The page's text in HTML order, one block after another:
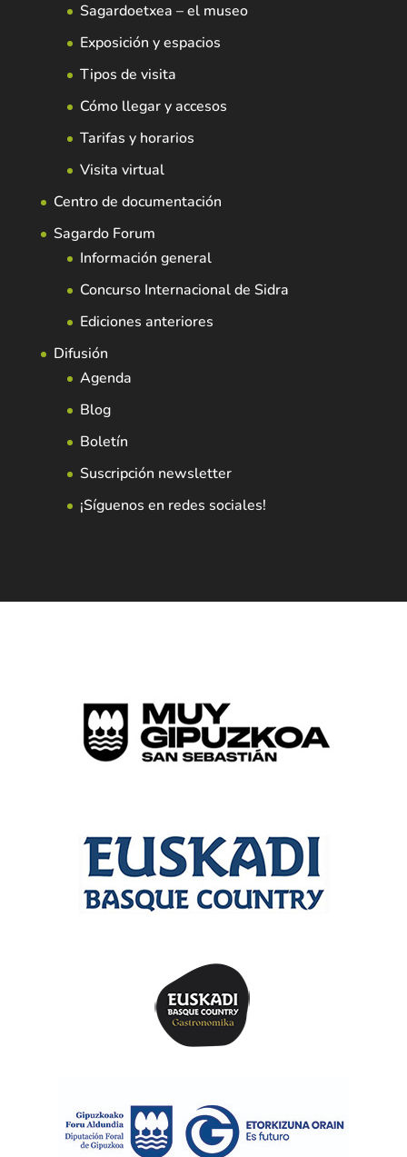
Sagardoetxea – el museo
Exposición y espacios
Tipos de visita
Cómo llegar y accesos
Tarifas y horarios
Visita virtual
Centro de documentación
Sagardo Forum
Información general
Concurso Internacional de Sidra
Ediciones anteriores
Difusión
Agenda
Blog
Boletín
Suscripción newsletter
¡Síguenos en redes sociales!